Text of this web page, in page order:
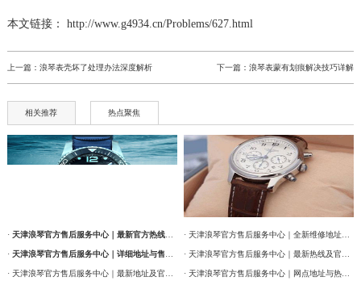
本文链接： http://www.g4934.cn/Problems/627.html
上一篇： 浪琴表壳坏了处理办法深度解析 下一篇：浪琴表蒙有划痕解决技巧详解
相关推荐 热点聚焦
· 天津浪琴官方售后服务中心｜最新官方热线及维修地址权威信息通告（2026年7月最新）
· 天津浪琴官方售后服务中心｜详细地址与售后服务电话权威信息公告（2026年7月最新）